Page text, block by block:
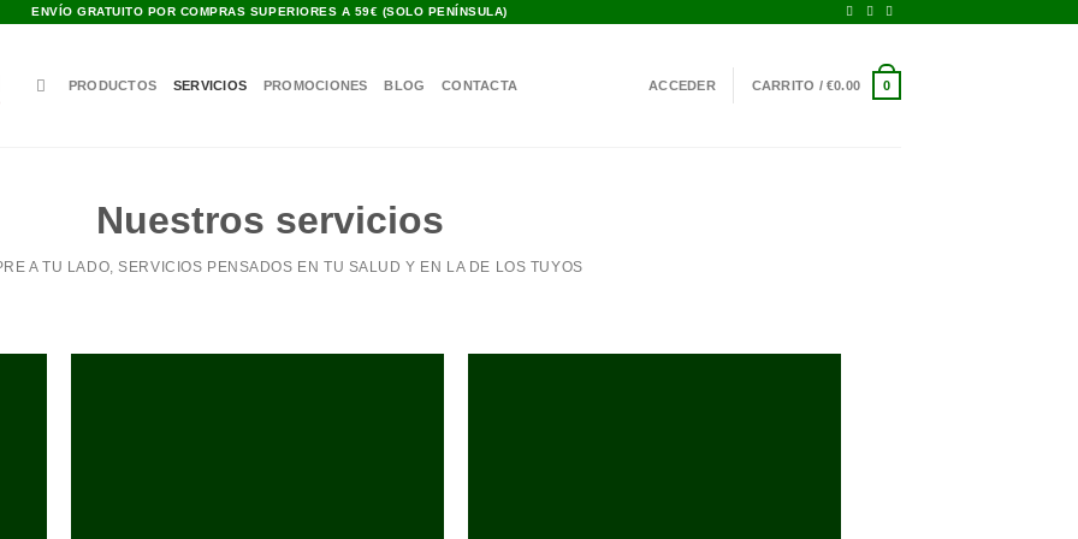
ENVÍO GRATUITO POR COMPRAS SUPERIORES A 59€ (SOLO PENÍNSULA)
PRODUCTOS SERVICIOS PROMOCIONES BLOG CONTACTA ACCEDER CARRITO / €0.00 0
Nuestros servicios
A TU LADO, SERVICIOS PENSADOS EN TU SALUD Y EN LA DE LOS TUYOS